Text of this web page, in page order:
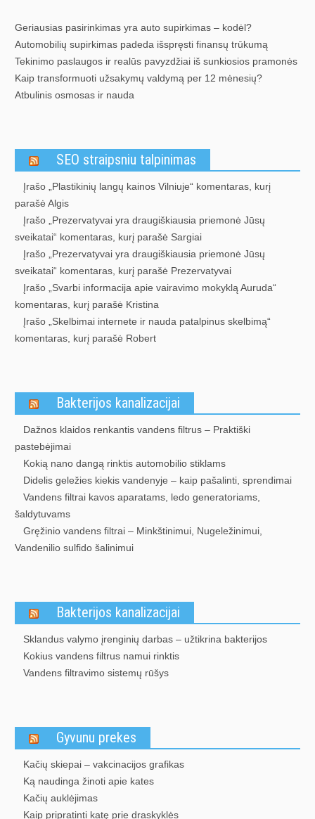
Geriausias pasirinkimas yra auto supirkimas – kodėl?
Automobilių supirkimas padeda išspręsti finansų trūkumą
Tekinimo paslaugos ir realūs pavyzdžiai iš sunkiosios pramonės
Kaip transformuoti užsakymų valdymą per 12 mėnesių?
Atbulinis osmosas ir nauda
SEO straipsniu talpinimas
Įrašo „Plastikinių langų kainos Vilniuje“ komentaras, kurį
parašė Algis
Įrašo „Prezervatyvai yra draugiškiausia priemonė Jūsų
sveikatai“ komentaras, kurį parašė Sargiai
Įrašo „Prezervatyvai yra draugiškiausia priemonė Jūsų
sveikatai“ komentaras, kurį parašė Prezervatyvai
Įrašo „Svarbi informacija apie vairavimo mokyklą Auruda“
komentaras, kurį parašė Kristina
Įrašo „Skelbimai internete ir nauda patalpinus skelbimą“
komentaras, kurį parašė Robert
Bakterijos kanalizacijai
Dažnos klaidos renkantis vandens filtrus – Praktiški
pastebėjimai
Kokią nano dangą rinktis automobilio stiklams
Didelis geležies kiekis vandenyje – kaip pašalinti, sprendimai
Vandens filtrai kavos aparatams, ledo generatoriams,
šaldytuvams
Gręžinio vandens filtrai – Minkštinimui, Nugeležinimui,
Vandenilio sulfido šalinimui
Bakterijos kanalizacijai
Sklandus valymo įrenginių darbas – užtikrina bakterijos
Kokius vandens filtrus namui rinktis
Vandens filtravimo sistemų rūšys
Gyvunu prekes
Kačių skiepai – vakcinacijos grafikas
Ką naudinga žinoti apie kates
Kačių auklėjimas
Kaip pripratinti katę prie draskyklės